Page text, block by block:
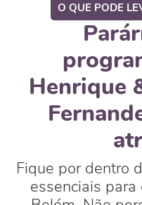
O QUE PODE
Henrique
Fique por dentro
essenciais